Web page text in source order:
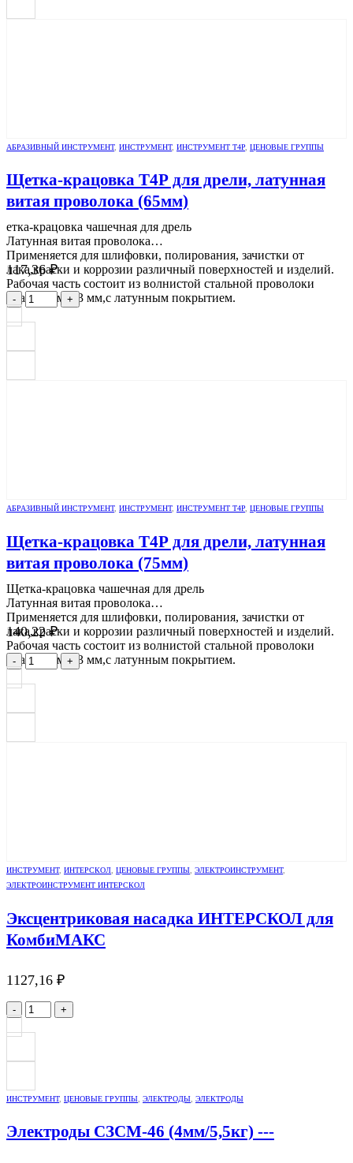
АБРАЗИВНЫЙ ИНСТРУМЕНТ, ИНСТРУМЕНТ, ИНСТРУМЕНТ Т4Р ЦЕНОВЫЕ ГРУППЫ
Щетка-крацовка Т4Р для дрели, латунная
витая проволока (65мм)
етка-крацовка чашечная для дрель
Латунная витая проволока
Применяется для шлифовки, полирования, зачистки от
лака,краски и коррозии различный поверхностей и изделий.
Рабочая часть состоит из волнистой стальной проволоки
диаметром 0,3 мм,с латунным покрытием.
117,36₽
- +
АБРАЗИВНЫЙ ИНСТРУМЕНТ, ИНСТРУМЕНТ, ИНСТРУМЕНТ Т4Р, ЦЕНОВЫЕ ГРУППЫ
Щетка-крацовка Т4Р для дрели, латунная
витая проволока (75мм)
Щетка-крацовка чашечная для дрель
Латунная витая проволока
Применяется для шлифовки, полирования, зачистки от
лака,краски и коррозии различный поверхностей и изделий.
Рабочая часть состоит из волнистой стальной проволоки
диаметром 0,3 мм,с латунным покрытием.
140,22₽
- +
ИНСТРУМЕНТ, ИНТЕРСКОЛ ЦЕНОВЫЕ ГРУППЫ ЭЛЕКТРОИНСТРУМЕНТ,
ЭЛЕКТРОИНСТРУМЕНТ ИНТЕРСКОЛ
Эксцентриковая насадка ИНТЕРСКОЛ для
КомбиМАКС
1127,16 ₽
- +
ИНСТРУМЕНТ, ЦЕНОВЫЕ ГРУППЫ ЭЛЕКТРОДЫ ЭЛЕКТРОДЫ
Электроды СЗСМ-46 (4мм/5,5кг) ---